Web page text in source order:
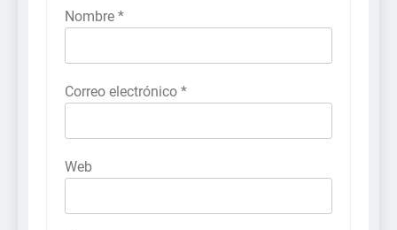
Nombre *
Correo electrónico *
Web